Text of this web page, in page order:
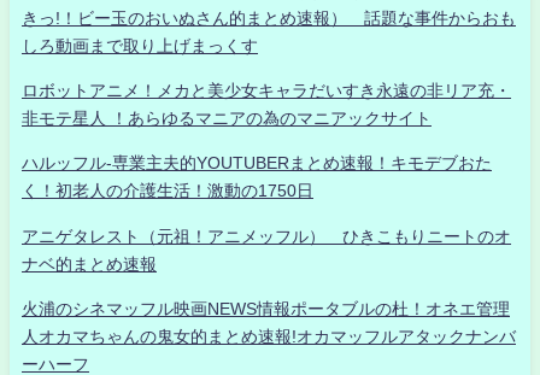
きっ!！ビー玉のおいぬさん的まとめ速報） 話題な事件からおも
しろ動画まで取り上げまっくす
ロボットアニメ！メカと美少女キャラだいすき永遠の非リア充・
非モテ星人 ！あらゆるマニアの為のマニアックサイト
ハルッフル-専業主夫的YOUTUBERまとめ速報！キモデブおた
く！初老人の介護生活！激動の1750日
アニゲタレスト（元祖！アニメッフル） ひきこもりニートのオ
ナベ的まとめ速報
火浦のシネマッフル映画NEWS情報ポータブルの杜！オネエ管理
人オカマちゃんの鬼女的まとめ速報!オカマッフルアタックナンバ
ーハーフ